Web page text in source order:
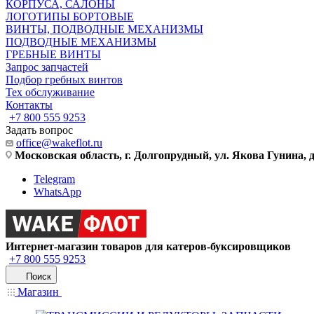
КОРПУСА, САЛОНЫ
ЛОГОТИПЫ БОРТОВЫЕ
ВИНТЫ, ПОДВОДНЫЕ МЕХАНИЗМЫ
ПОДВОДНЫЕ МЕХАНИЗМЫ
ГРЕБНЫЕ ВИНТЫ
Запрос запчастей
Подбор гребных винтов
Тех обслуживание
Контакты
+7 800 555 9253
Задать вопрос
office@wakeflot.ru
Московская область, г. Долгопрудный, ул. Якова Гунина,
Telegram
WhatsApp
Интернет-магазин товаров для катеров-буксировщиков
+7 800 555 9253
Поиск
Магазин